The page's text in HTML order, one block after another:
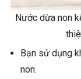
Nước dừa non
Bạn sử dụng
non.